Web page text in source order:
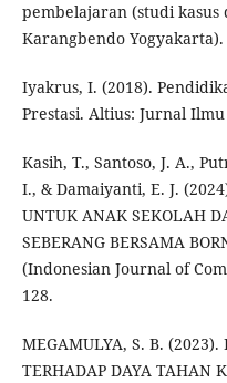
pembelajaran (studi kasus
Karangbendo
Iyakrus, I. (2018).
Prestasi. Altius: Jurnal
Kasih, T., Santoso, J. A.,
I., & Damaiyanti, E. J.
UNTUK ANAK SEKOLAH
SEBERANG BERSAMA
(Indonesian Journal of
128.
MEGAMULYA, S. B. (2023).
TERHADAP DAYA TAHAN